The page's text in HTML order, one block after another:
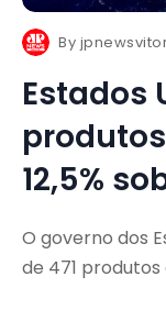
By
Estados
12,5%
O governo dos
de 471